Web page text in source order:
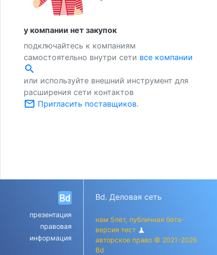
у компании нет закупок
подключайтесь к компаниям
самостоятельно внутри сети все компании
search
или используйте внешний инструмент для
расширения сети контактов
mail_outline Пригласить поставщиков.
презентация
правовая
информация
Bd. Деловая сеть
нам 5лет, публичная бета-
версия тест science
авторское право © 2021-2026
Bd